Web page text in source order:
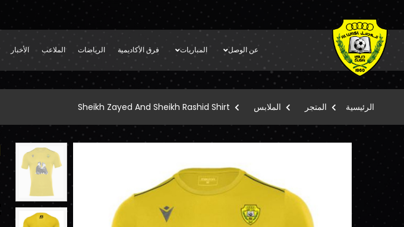
عن الوصل المباريات فرق الأكاديمية الرياضات الملاعب الأخبار
الرئيسية المتجر الملابس Sheikh Zayed And Sheikh Rashid Shirt